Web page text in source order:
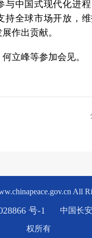
与中国式现代化进
持全球市场开放，
作出贡献。
峰等参加会见。
All
号-1 中国长
权所有